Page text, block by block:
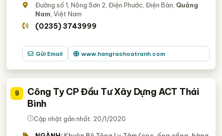
Đường số 1, Nông Sơn 2, Điện Phước, Điện Bàn, Quảng
Nam , Việt Nam
(0235) 3743999
Gửi Email www.hangraohoatranh.com
9
Công Ty CP Đầu Tư Xây Dựng ACT Thái
Bình
Cập nhật gần nhất: 20/1/2020